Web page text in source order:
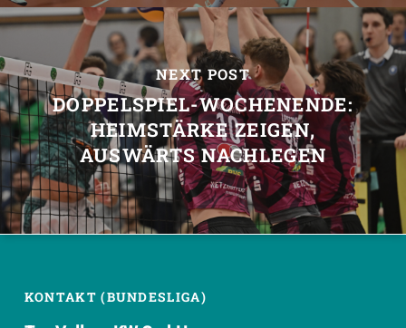
NEXT POST
DOPPELSPIEL-WOCHENENDE:
HEIMSTÄRKE ZEIGEN,
AUSWÄRTS NACHLEGEN
KONTAKT (BUNDESLIGA)